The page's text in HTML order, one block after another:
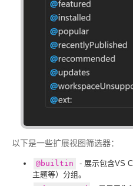
以下是一些扩展视图筛选器：
@builtin
- 展示包含VS
主题等）分组。